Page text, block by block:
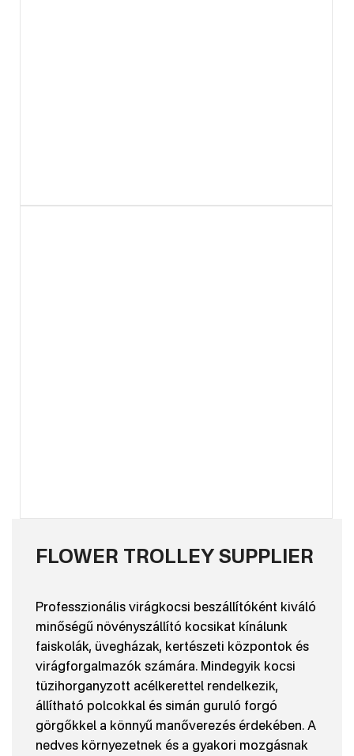
FLOWER TROLLEY SUPPLIER
Professzionális virágkocsi beszállítóként kiváló
minőségű növényszállító kocsikat kínálunk
faiskolák, üvegházak, kertészeti központok és
virágforgalmazók számára. Mindegyik kocsi
tüzihorganyzott acélkerettel rendelkezik,
állítható polcokkal és simán guruló forgó
görgőkkel a könnyű manőverezés érdekében. A
nedves környezetnek és a gyakori mozgásnak